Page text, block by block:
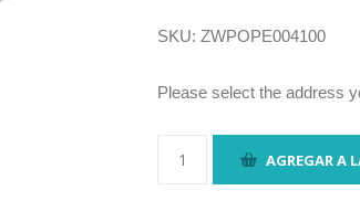
SKU: ZWPOPE004100
Please select the address
AGREGAR A